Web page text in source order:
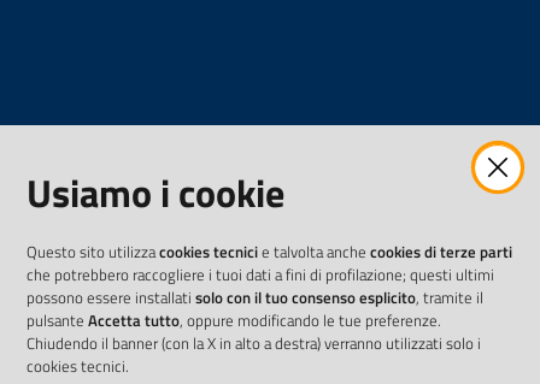
Usiamo i cookie
Questo sito utilizzacookies tecnicie talvolta anche cookies di terze parti
che potrebbero raccogliere i tuoi dati a fini di profilazione; questi ultimi
possono essere installati solo con il tuo consenso esplicito, tramite il
pulsante Accetta tutto, oppure modificando le tue preferenze.
Chiudendo il banner (con la X in alto a destra) verranno utilizzati solo i
cookies tecnici.